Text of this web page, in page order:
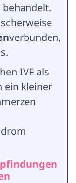
verbunden,
IVF als
ein kleiner